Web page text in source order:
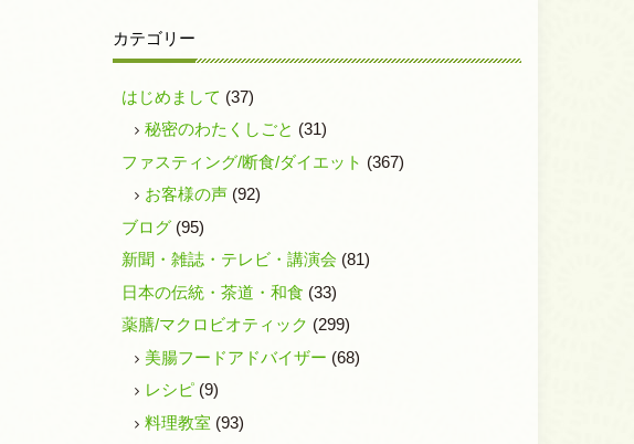
カテゴリー
はじめまして (37)
秘密のわたくしごと (31)
ファスティング/断食/ダイエット (367)
お客様の声(92)
ブログ(95)
新聞・雑誌・テレビ・講演会 (81)
日本の伝統・茶道・和食 (33)
薬膳/マクロビオティック (299)
美腸フードアドバイザー (68)
レシピ(9)
料理教室 (93)